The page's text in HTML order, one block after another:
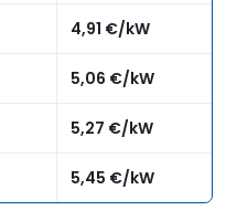
4,91 €/kW
5,06 €/kW
5,27 €/kW
5,45 €/kW